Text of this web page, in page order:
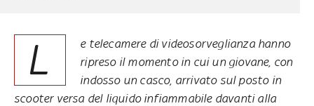
L
e telecamere di videosorveglianza hanno
ripreso il momento in cui un giovane, con
indosso un casco, arrivato sul posto in
scooter versa del liquido infiammabile davanti alla